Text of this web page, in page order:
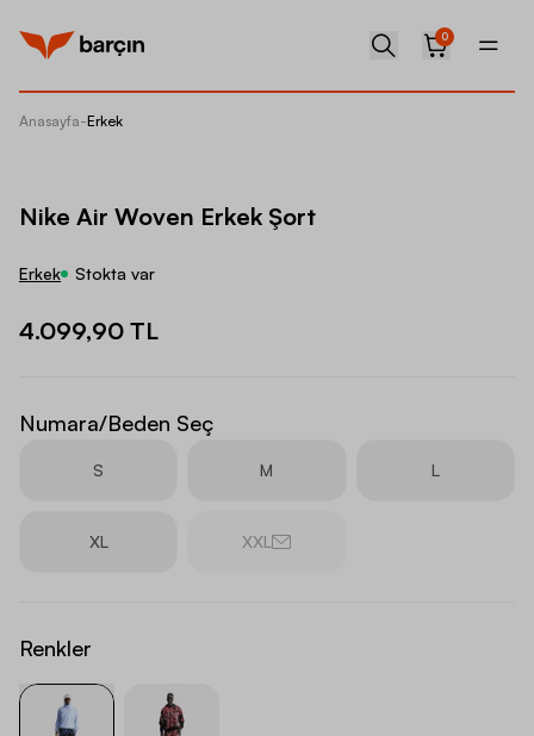
0
Anasayfa-Erkek
Nike Air Woven Erkek Şort
Erkek Stokta var
4.099,90 TL
Numara/Beden Seç
S M L
XL XXL
Renkler